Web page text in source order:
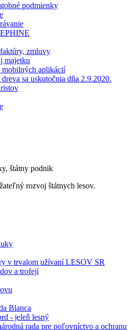
podmienky
zmluvy
majetku
mobilných aplikácií
sa uskutočnia dňa 2.9.2020.
štátny podnik
rozvoj štátnych lesov.
v trvalom užívaní LESOV SR
a trofejí
Blanca
- jeleň lesný
rada pre poľovníctvo a ochranu